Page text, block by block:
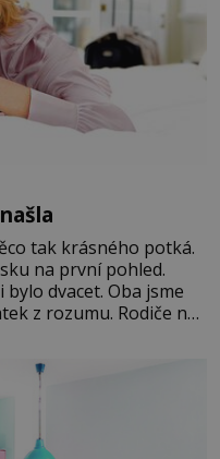
tak krásného potká.
na první pohled.
bylo dvacet. Oba jsme
z rozumu. Rodiče nás
brzy jsme zjistili,